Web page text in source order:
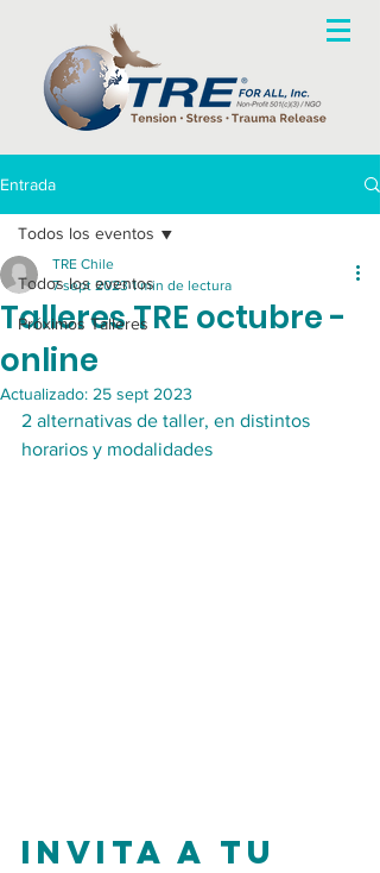
Entrada
Todos los eventos
Próximos Talleres
Todos los eventos
Talleres TRE octubre -
online
TRE Chile
7 sept 2023 1 min de lectura
Actualizado: 25 sept 2023
2 alternativas de taller, en distintos
horarios y modalidades
Invita a tu